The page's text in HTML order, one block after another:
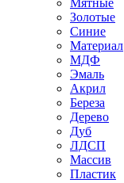
Золотые
Синие
Материал
МДФ
Эмаль
Акрил
Береза
Дерево
Дуб
ЛДСП
Массив
Пластик